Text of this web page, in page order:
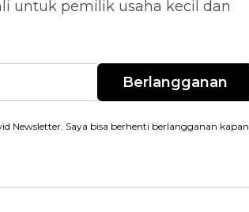
untuk pemilik usaha kecil dan
Berlangganan
Newsletter. Saya bisa berhenti berlangganan kapan